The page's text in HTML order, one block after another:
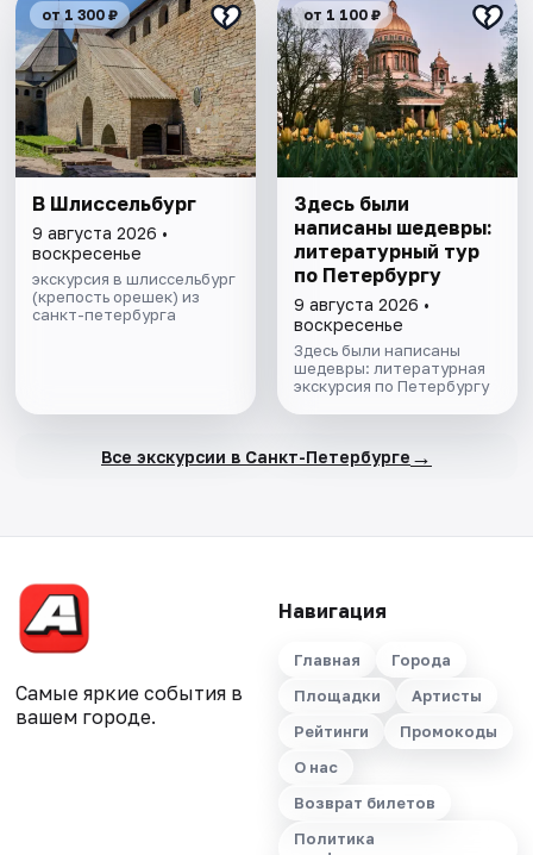
от 1 300 ₽
В Шлиссельбург
9 августа 2026 •
воскресенье
экскурсия в шлиссельбург
(крепость орешек) из
санкт-петербурга
от 1 100 ₽
Здесь были
написаны шедевры:
литературный тур
по Петербургу
9 августа 2026 •
воскресенье
Здесь были написаны
шедевры: литературная
экскурсия по Петербургу
Все экскурсии в Санкт-Петербурге →
Самые яркие события в
вашем городе.
Навигация
Главная
Города
Площадки
Артисты
Рейтинги
Промокоды
О нас
Возврат билетов
Политика